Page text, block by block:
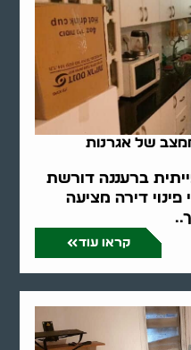
של אגרנות
ברעננה דורשת
דירה מציעה
קראו עוד